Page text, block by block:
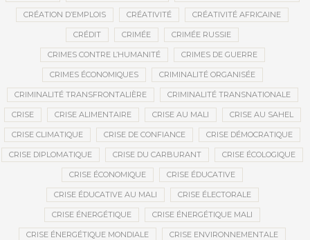
CRÉATION D’EMPLOIS CRÉATIVITÉ CRÉATIVITÉ AFRICAINE
CRÉDIT CRIMÉE CRIMÉE RUSSIE
CRIMES CONTRE L’HUMANITÉ CRIMES DE GUERRE
CRIMES ÉCONOMIQUES CRIMINALITÉ ORGANISÉE
CRIMINALITÉ TRANSFRONTALIÈRE CRIMINALITÉ TRANSNATIONALE
CRISE CRISE ALIMENTAIRE CRISE AU MALI CRISE AU SAHEL
CRISE CLIMATIQUE CRISE DE CONFIANCE CRISE DÉMOCRATIQUE
CRISE DIPLOMATIQUE CRISE DU CARBURANT CRISE ÉCOLOGIQUE
CRISE ÉCONOMIQUE CRISE ÉDUCATIVE
CRISE ÉDUCATIVE AU MALI CRISE ÉLECTORALE
CRISE ÉNERGÉTIQUE CRISE ÉNERGÉTIQUE MALI
CRISE ÉNERGÉTIQUE MONDIALE CRISE ENVIRONNEMENTALE